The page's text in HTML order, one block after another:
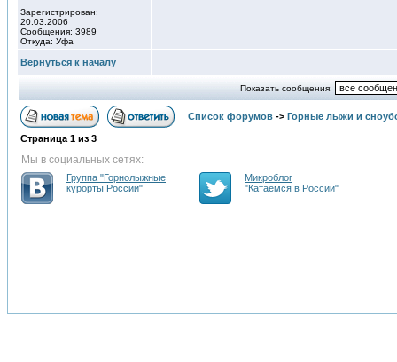
Зарегистрирован:
20.03.2006
Сообщения: 3989
Откуда: Уфа
Вернуться к началу
Показать сообщения:
Список форумов -> Горные лыжи и
Страница 1 из 3
Мы в социальных сетях:
Группа "Горнолыжные
курорты России"
Микроблог
"Катаемся в России"